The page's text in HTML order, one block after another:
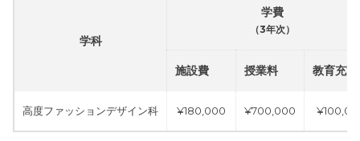
学科
学費
（3年次）
施設費 授業料 教育充実
高度ファッションデザイン科 ¥180,000 ¥700,000